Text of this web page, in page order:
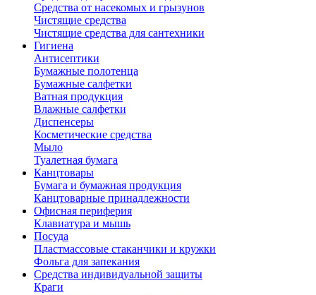
Средства от насекомых и грызунов
Чистящие средства
Чистящие средства для сантехники
Гигиена
Антисептики
Бумажные полотенца
Бумажные салфетки
Ватная продукция
Влажные салфетки
Диспенсеры
Косметические средства
Мыло
Туалетная бумага
Канцтовары
Бумага и бумажная продукция
Канцтоварные принадлежности
Офисная периферия
Клавиатура и мышь
Посуда
Пластмассовые стаканчики и кружки
Фольга для запекания
Средства индивидуальной защиты
Краги